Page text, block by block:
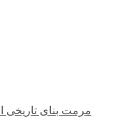
مرمت بنای تاریخی